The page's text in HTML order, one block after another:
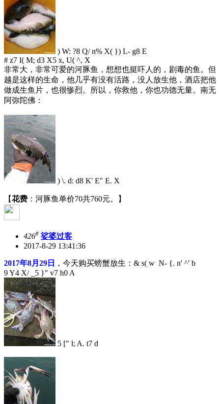
) W: ?8 Q/ n% X( }) L- g8 E
# z7 I( M; d3 X5 x, U( ^, X
非常大，非常可爱的河豚鱼，想想也挺吓人的，剧毒的鱼。但
越是这样的生命，他几乎有没有活路，没人放生他，酒店把他
做成生鱼片，也很惨烈。所以，你救他，你也功德无量。南无
阿弥陀佛：
) \. d: d8 K' E" E. X
【花费 ：河豚鱼单价70共760元。】
426# 娑婆过客
2017-8-29 13:41:36
2017年8月29日 ，今天购买螃蟹放生： & s( w N- {. n' ^' b
9 Y4 X/ _5 }" v7 h0 A
5 [" l; A. t7 d